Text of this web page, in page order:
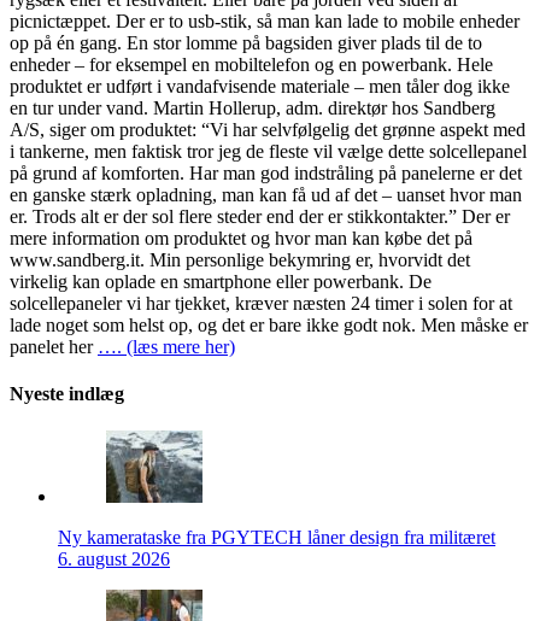
picnictæppet. Der er to usb-stik, så man kan lade to mobile enheder
op på én gang. En stor lomme på bagsiden giver plads til de to
enheder – for eksempel en mobiltelefon og en powerbank. Hele
produktet er udført i vandafvisende materiale – men tåler dog ikke
en tur under vand. Martin Hollerup, adm. direktør hos Sandberg
A/S, siger om produktet: “Vi har selvfølgelig det grønne aspekt med
i tankerne, men faktisk tror jeg de fleste vil vælge dette solcellepanel
på grund af komforten. Har man god indstråling på panelerne er det
en ganske stærk opladning, man kan få ud af det – uanset hvor man
er. Trods alt er der sol flere steder end der er stikkontakter.” Der er
mere information om produktet og hvor man kan købe det på
www.sandberg.it. Min personlige bekymring er, hvorvidt det
virkelig kan oplade en smartphone eller powerbank. De
solcellepaneler vi har tjekket, kræver næsten 24 timer i solen for at
lade noget som helst op, og det er bare ikke godt nok. Men måske er
panelet her …. (læs mere her)
Nyeste indlæg
Ny kamerataske fra PGYTECH låner design fra militæret
6. august 2026